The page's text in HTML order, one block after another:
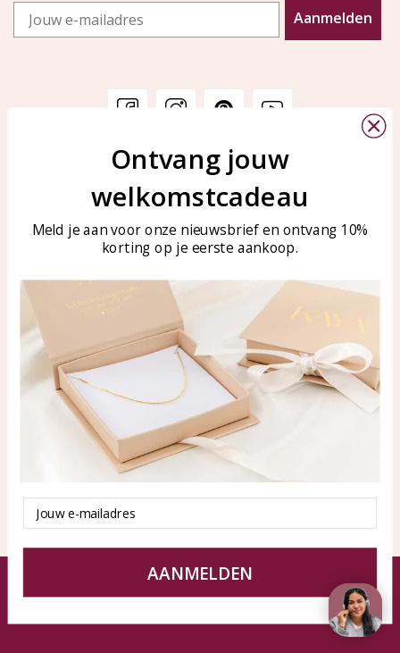
Email
Aanmelden
Customer service
Customer service
Care for your jewelry
KAYA Sieraden
Bellen of WhatsApp Ma-Vr
tussen 09:00-17:00
Tel: 0850003187
WhatsApp: 0850003187
klantenservice@kayasierade
Products
All products
New products
KAYA Sieraden
About
test
Tips en Advies
Duurzaamheid
© KAYA jewels webshop - a beautiful memory
Terms and Conditions Disclaimer Privacy policy Sitemap
Ontvang jouw
welkomstcadeau
Meld je aan voor onze nieuwsbrief en ontvang 10%
korting op je eerste aankoop.
Email
AANMELDEN